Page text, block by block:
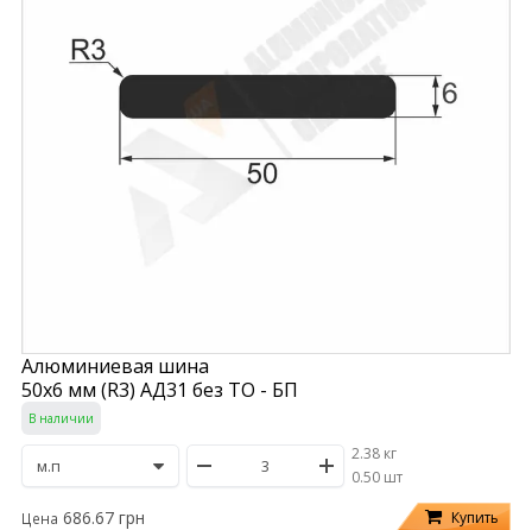
Алюминиевая шина
50х6 мм (R3) АД31 без ТО - БП
В наличии
2.38 кг
/0.50 шт
Цена 686.67 грн Купить